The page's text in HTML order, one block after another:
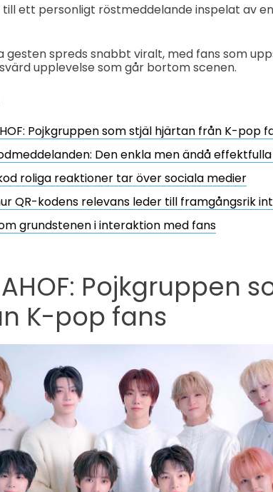
ett personligt röstmeddelande inspelat av
gesten spreds snabbt viralt, med fans som
upplevelse som går bortom scenen.
Pojkgruppen som stjäl hjärtan från K-pop
Den enkla men ändå
roliga reaktioner tar över sociala medier
QR-kodens relevans leder till framgångsrik
grundstenen i interaktion med fans
Pojkgruppen
K-pop fans